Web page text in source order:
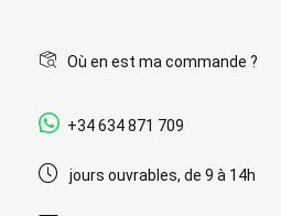
Où en est ma commande ?
+34 634 871 709
jours ouvrables, de 9 à 14h